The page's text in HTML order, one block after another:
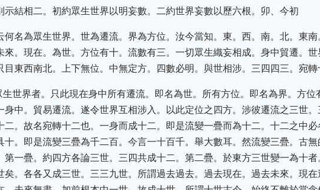
示結相二。初約眾生世界以明妄數。二約世界妄數以歷六根。卯、今初
何名為眾生世界。世為遷流。界為方位。汝今當知。東。西。南。北。東
來。現在。為世。方位有十。流數有三。一切眾生織妄相成。身中貿遷。
目東西南北。上下無位。中無定方。四數必明。與世相涉。三四四三。宛轉
世界者。只此現在身中所有遷流。即名為世。所有方位。即名為界。方
身中。貿易遷流。遂令世界互相涉入。以此定位之四方。涉彼遷流之三世
二。故名宛轉十二也。一身而成十二。即是流變一疊而為十二。十二之中
十。即是流變三疊為千二百。今言一十百千。舉大數耳。然流變三疊。古
第一疊。約四方各論三世。三四共成十二。第二疊。於東方三世變一為十
矣。各各又成三世。三三九世。所謂過去過去。過去現在。過去未來。現